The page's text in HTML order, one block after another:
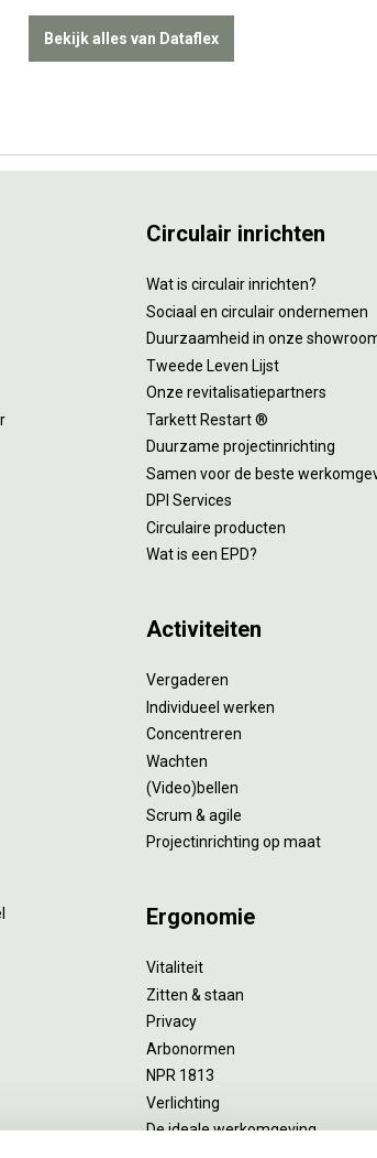
Bekijk alles van Dataflex
Circulair inrichten
Wat is circulair inrichten?
Sociaal en circulair ondernemen
Duurzaamheid in onze
Tweede Leven Lijst
Onze revitalisatiepartners
Tarkett Restart ®
Duurzame projectinrichting
Samen voor de beste
DPI Services
Circulaire producten
Wat is een EPD?
Activiteiten
Vergaderen
Individueel werken
Concentreren
Wachten
(Video)bellen
Scrum & agile
Projectinrichting op maat
Ergonomie
Vitaliteit
Zitten & staan
Privacy
Arbonormen
NPR 1813
Verlichting
De ideale werkomgeving